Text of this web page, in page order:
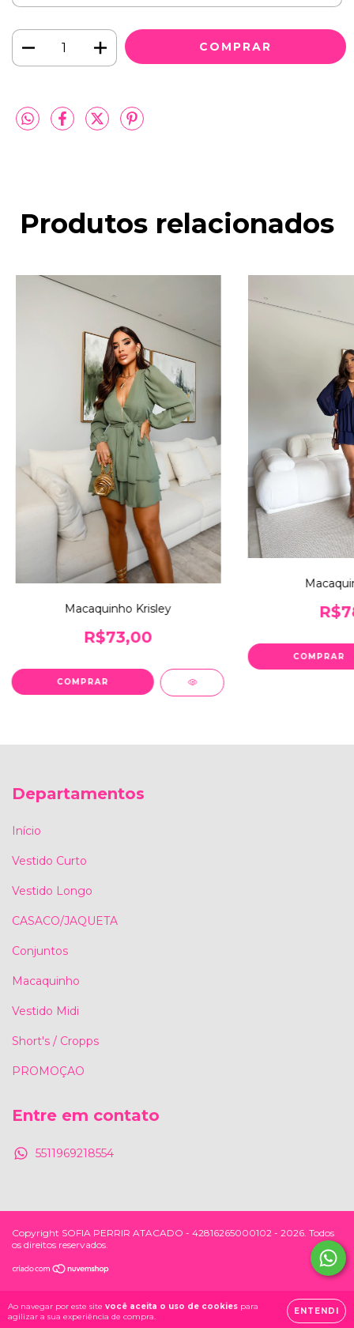
Ao navegar por este site você aceita o uso de cookies para
agilizar a sua experiência de compra.
ENTENDI
Produtos relacionados
Macaquinho Krisley
R$73,00
COMPRAR
COMPRAR
Departamentos
Início
Vestido Curto
Vestido Longo
CASACO/JAQUETA
Conjuntos
Macaquinho
Vestido Midi
Short's / Cropps
PROMOÇAO
Entre em contato
5511969218554
Copyright SOFIA PERRIR ATACADO - 42816265000102 - 2026. Todos
os direitos reservados.